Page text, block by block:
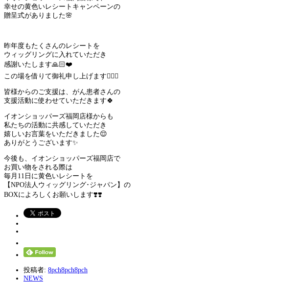
幸せの黄色いレシートキャンペーンの
贈呈式がありました🌸
昨年度もたくさんのレシートを
ウィッグリングに入れていただき
感謝いたします🙏🏻❤️
この場を借りて御礼申し上げます🙇🏻‍♀️
皆様からのご支援は、がん患者さんの
支援活動に使わせていただきます🍀
イオンショッパーズ福岡店様からも
私たちの活動に共感していただき
嬉しいお言葉をいただきました😌
ありがとうございます✨
今後も、イオンショッパーズ福岡店で
お買い物をされる際は
毎月11日に黄色いレシートを
【NPO法人ウィッグリング･ジャパン】の
BOXによろしくお願いします❣️❣️
投稿者: 8pch8pch8pch
NEWS